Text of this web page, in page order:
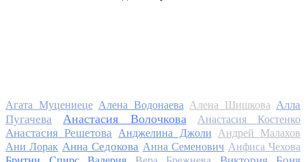
Агата Муцениеце Алена Водонаева Алена Шишкова Алла
Пугачева
Анастасия Волочкова Анастасия Костенко
Анастасия Решетова Анджелина Джоли
Андрей Малахов
Ани Лорак Анна Седокова Анна Семенович Анфиса Чехова